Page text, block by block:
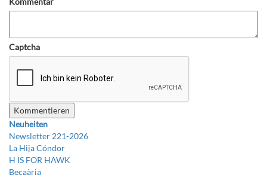
Captcha
Neuheiten
Newsletter 221-2026
La Hija Cóndor
H IS FOR HAWK
Becaària